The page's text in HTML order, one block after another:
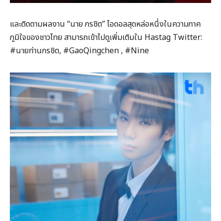
และติดตามผลงาน “นาย กรชิต” ไอดอลสุดหล่อหนึ่งในความภาค
ภูมิใจของชาวไทย สามารถเข้าไปดูเพิ่มเติมใน Hastag Twitter:
#นายท่านกรชิต, #GaoQingchen, #Nine